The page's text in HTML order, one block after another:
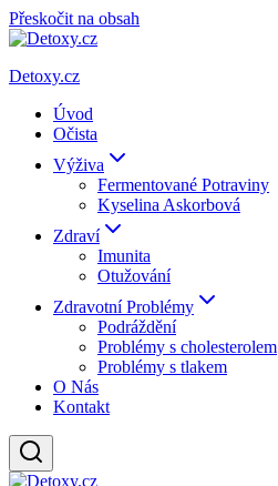
Přeskočit na obsah
Detoxy.cz
Úvod
Očista
Výživa
Fermentované Potraviny
Kyselina Askorbová
Zdraví
Imunita
Otužování
Zdravotní Problémy
Podráždění
Problémy s cholesterolem
Problémy s tlakem
O Nás
Kontakt